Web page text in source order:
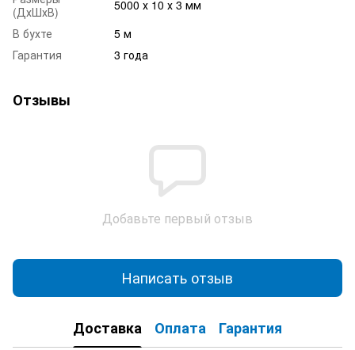
(ДхШхВ)
5000 х 10 х 3 мм
В бухте
5 м
Гарантия
3 года
Отзывы
Добавьте первый отзыв
Написать отзыв
Доставка Оплата Гарантия